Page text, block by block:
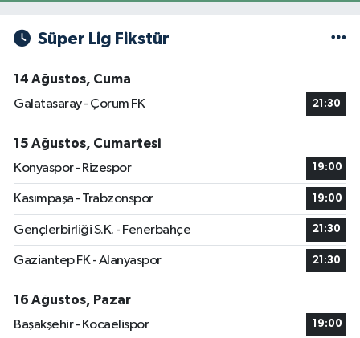
Süper Lig Fikstür
14 Ağustos, Cuma
Galatasaray - Çorum FK
21:30
15 Ağustos, Cumartesi
Konyaspor - Rizespor
19:00
Kasımpaşa - Trabzonspor 19:00
Gençlerbirliği S.K. - Fenerbahçe 21:30
Gaziantep FK - Alanyaspor 21:30
16 Ağustos, Pazar
Başakşehir - Kocaelispor
19:00